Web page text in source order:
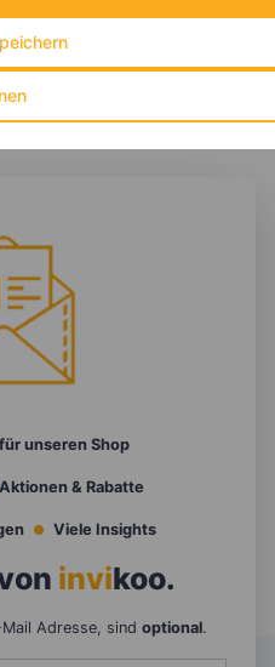
unseren Shop
Aktionen & Rabatte
Viele Insights
invikoo.
Adresse, sind optional.